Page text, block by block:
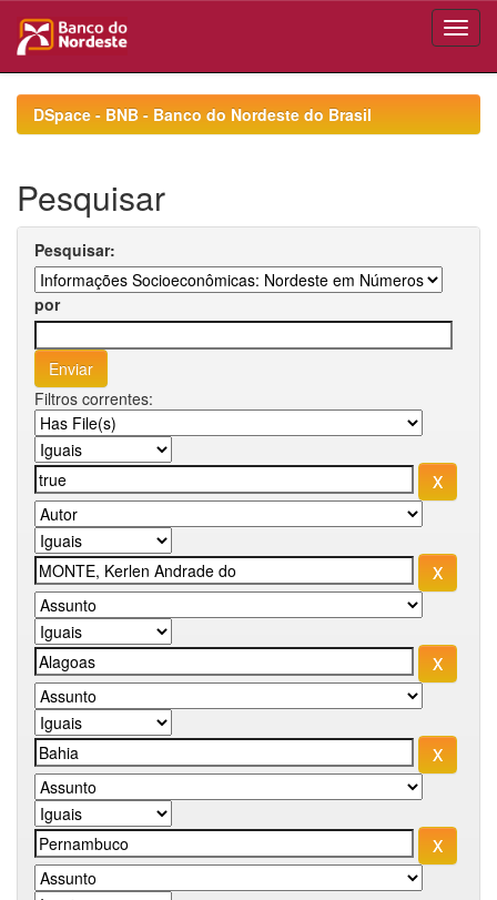
navigationDSpace - BNB - Banco do Nordeste do Brasil
Pesquisar
Pesquisar:
por
Filtros correntes: